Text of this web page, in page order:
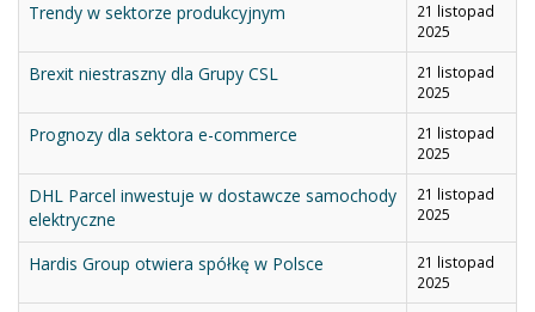
Trendy w sektorze produkcyjnym
21 listopad
2025
Brexit niestraszny dla Grupy CSL
21 listopad
2025
Prognozy dla sektora e-commerce
21 listopad
2025
DHL Parcel inwestuje w dostawcze samochody
elektryczne
21 listopad
2025
Hardis Group otwiera spółkę w Polsce
21 listopad
2025